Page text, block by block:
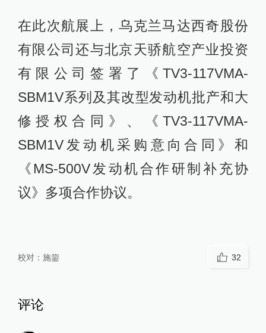
在此次航展上，乌克兰马达西奇股份
有限公司还与北京天骄航空产业投资
有限公司签署了《TV3-117VMA-
SBM1V系列及其改型发动机批产和大
修授权合同》、《TV3-117VMA-
SBM1V发动机采购意向合同》和
《MS-500V发动机合作研制补充协
议》多项合作协议。
校对： 施鋆 32
评论